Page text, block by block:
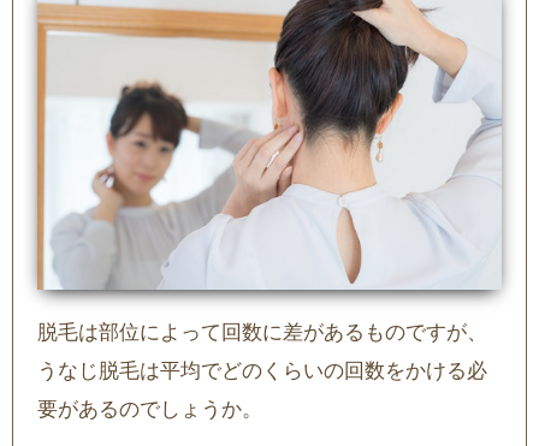
脱毛は部位によって回数に差があるものですが、
うなじ脱毛は平均でどのくらいの回数をかける必
要があるのでしょうか。